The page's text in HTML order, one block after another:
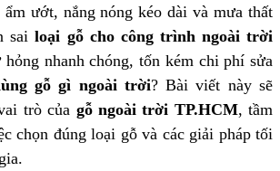
ướt, nắng nóng kéo dài và mưa thất
sailoại gỗ cho công trình ngoài trời
hỏng nhanh chóng, tốn kém chi phí sửa
gỗ gì ngoài trời? Bài viết này sẽ
trò của gỗ ngoài trời TP.HCM, tầm
chọn đúng loại gỗ và các giải pháp tối